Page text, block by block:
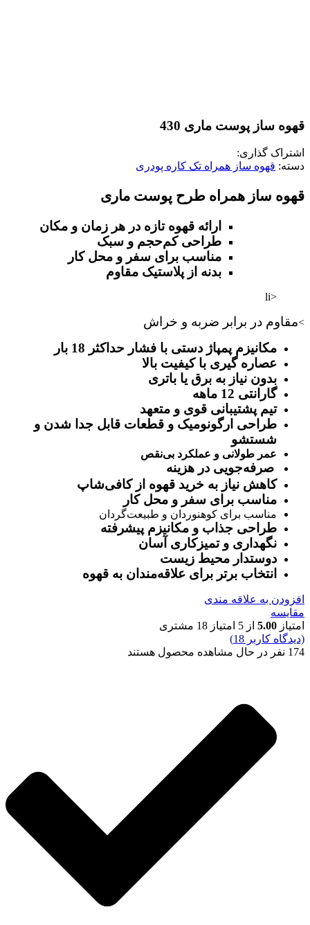
قهوه ساز پوست ماری 430
اشتراک گذاری:
دسته: قهوه‌ ساز همراه تک کاره پودری
قهوه ساز همراه طرح پوست ماری
ارائه قهوه تازه در هر زمان و مکان
طراحی کم‌حجم و سبک
مناسب برای سفر و محل کار
بدنه از پلاستیک مقاوم
<li
>مقاوم در برابر ضربه و خراش
مکانیزم پمپاژ دستی با فشار حداکثر 18 بار
عصاره ‌گیری با کیفیت بالا
بدون نیاز به برق یا باتری
گارانتی 12 ماهه
تیم پشتیبانی قوی و متعهد
طراحی ارگونومیک و قطعات قابل جدا شدن و
شستشو
عمر طولانی و عملکرد بی‌نقص
صرفه‌جویی در هزینه
کاهش نیاز به خرید قهوه از کافی‌شاپ
مناسب برای سفر و محل کار
مناسب برای کوهنوردان و طبیعت‌گردان
طراحی جذاب و مکانیزم پیشرفته
نگهداری و تمیزکاری آسان
دوستدار محیط زیست
انتخاب برتر برای علاقه‌مندان به قهوه
افزودن به علاقه مندی
مقایسه
امتیاز 5.00 از 5 امتیاز 18 مشتری
(دیدگاه کاربر 18
)
174 نفر در حال مشاهده محصول هستند